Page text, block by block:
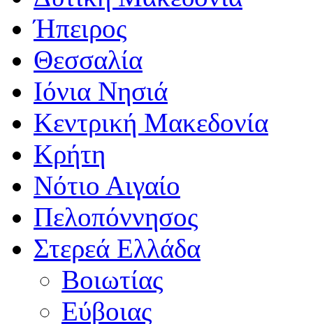
Ήπειρος
Θεσσαλία
Ιόνια Νησιά
Κεντρική Μακεδονία
Κρήτη
Νότιο Αιγαίο
Πελοπόννησος
Στερεά Ελλάδα
Βοιωτίας
Εύβοιας